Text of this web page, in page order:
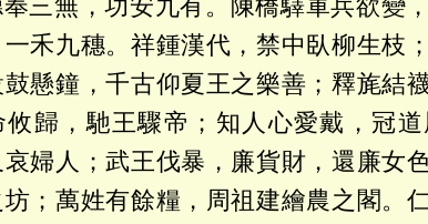
三無，功安九有。陳橋驛軍兵欲變
禾九穗。祥鍾漢代，禁中臥柳生枝
懸鐘，千古仰夏王之樂善；釋旄結
攸歸，馳王驟帝；知人心愛戴，冠
婦人；武王伐暴，廉貨財，還廉女
；萬姓有餘糧，周祖建繪農之閣。